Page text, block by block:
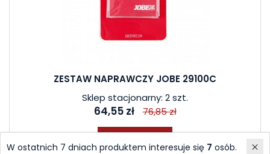
ZESTAW NAPRAWCZY JOBE 29100C
Sklep stacjonarny: 2 szt.
64,55 zł 76,85 zł
W ostatnich 7 dniach produktem interesuje się 7 osób.